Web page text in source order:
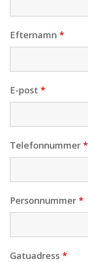
Efternamn *
E-post *
Telefonnummer *
Personnummer *
Gatuadress *